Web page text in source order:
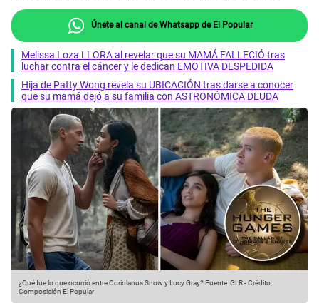
Únete al canal de Whatsapp de El Popular
Melissa Loza LLORA al revelar que su MAMÁ FALLECIÓ tras
luchar contra el cáncer y le dedican EMOTIVA DESPEDIDA
Hija de Patty Wong revela su UBICACIÓN tras darse a conocer
que su mamá dejó a su familia con ASTRONÓMICA DEUDA
¿Qué fue lo que ocurrió entre Coriolanus Snow y Lucy Gray?Fuente: GLR-Crédito:
Composición El Popular